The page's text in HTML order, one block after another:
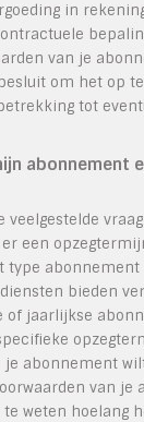
in
van je
om het op
tot
abonnement
veelgestelde
een
type abonnement
bieden
of jaarlijkse
abonnement
van je
weten hoelang